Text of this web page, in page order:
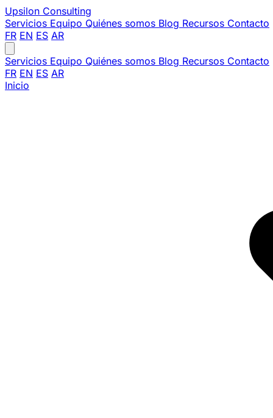
Upsilon Consulting
Servicios Equipo Quiénes somos Blog Recursos Contacto
FR EN ES AR
Servicios Equipo Quiénes somos Blog Recursos Contacto
FR EN ES AR
Inicio